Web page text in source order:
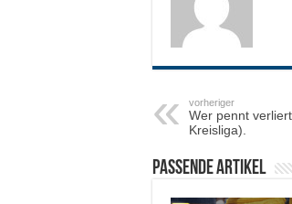
vorheriger
Wer pennt
Kreisliga).
Passende Artikel